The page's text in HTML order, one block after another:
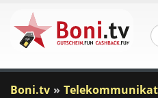
Boni.tv